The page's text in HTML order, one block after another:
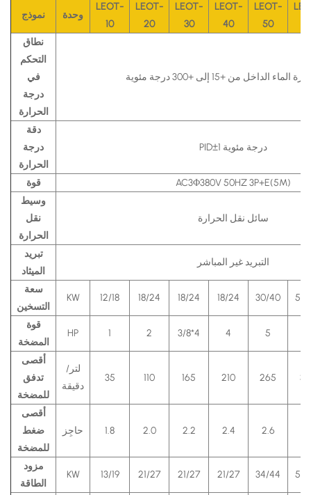
نموذج وحدة
LEOT-
10
LEOT-
20
LEOT-
30
LEOT-
40
LEOT-
50
نطاق
التحكم
في
درجة
الحرارة
الداخل من +15 إلى +300 درجة مئوية
دقة
درجة
الحرارة
PID±1 درجة مئوية
قوة
AC3Φ380V 50HZ 3P+E(5M)
وسيط
نقل
الحرارة
سائل نقل الحرارة
تبريد
الميثاد
التبريد غير المباشر
سعة
التسخين
KW 12/18 18/24 18/24 18/24 30/40
قوة
المضخة
HP 1 2 3/8*4 4 5
أقصى
تدفق
للمضخة
لتر/
دقيقة
35 110 165 210 265
أقصى
ضغط
للمضخة
حاجِز 1.8 2.0 2.2 2.4 2.6
مزود
الطاقة
KW 13/19 21/27 21/27 21/27 34/44